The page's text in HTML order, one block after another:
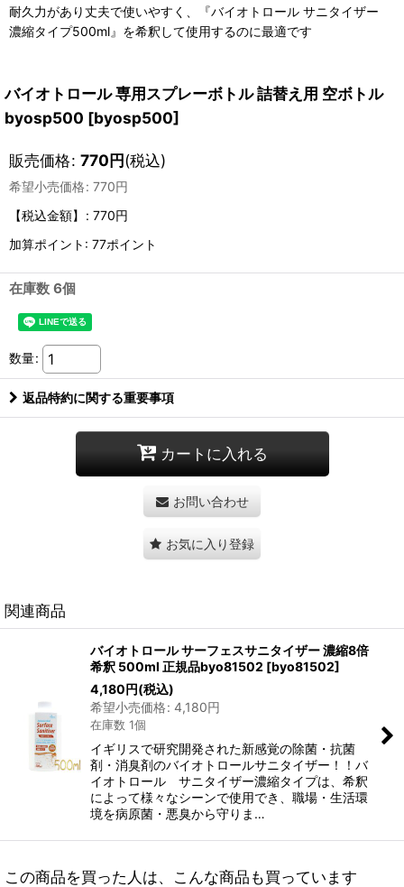
耐久力があり丈夫で使いやすく、『バイオトロール サニタイザー
濃縮タイプ500ml』を希釈して使用するのに最適です
バイオトロール 専用スプレーボトル 詰替え用 空ボトル
byosp500 [byosp500]
販売価格: 770円(税込)
希望小売価格: 770円
【税込金額】
: 770円
加算ポイント: 77ポイント
在庫数 6個
数量:
返品特約に関する重要事項
カートに入れる
お問い合わせ
お気に入り登録
関連商品
バイオトロール サーフェスサニタイザー 濃縮8倍
希釈 500ml 正規品byo81502 [byo81502]
4,180円(税込)
希望小売価格: 4,180円
在庫数 1個
イギリスで研究開発された新感覚の除菌・抗菌
剤・消臭剤のバイオトロールサニタイザー！！バ
イオトロール サニタイザー濃縮タイプは、希釈
によって様々なシーンで使用でき、職場・生活環
境を病原菌・悪臭から守りま…
この商品を買った人は、こんな商品も買っています